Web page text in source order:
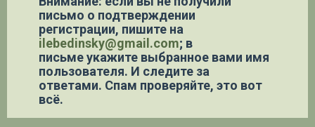
письмо о подтверждении
регистрации, пишите на
ilebedinsky@gmail.com; в
письме укажите выбранное вами имя
пользователя. И следите за
ответами. Спам проверяйте, это вот
всё.